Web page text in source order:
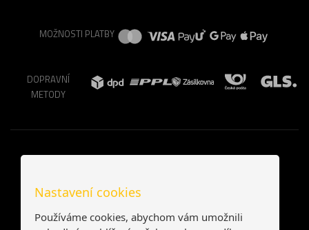
MOŽNOSTI PLATBY
DOPRAVNÍ
METODY
Nastavení cookies
Používáme cookies, abychom vám umožnili